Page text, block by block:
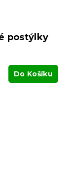
postýlky
Do Košíku